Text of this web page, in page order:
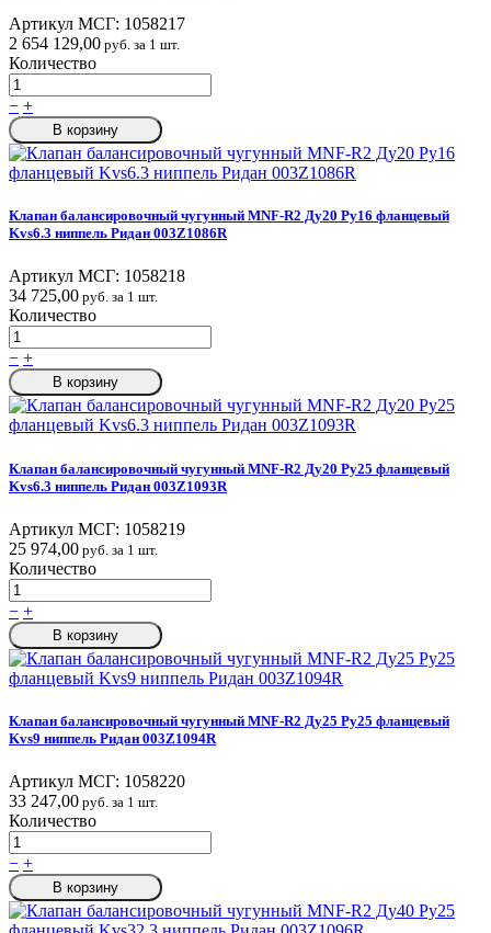
Артикул МСГ: 1058217
2 654 129,00 руб. за 1 шт.
Количество
− +
В корзину
Клапан балансировочный чугунный MNF-R2 Ду20 Ру16 фланцевый
Kvs6.3 ниппель Ридан 003Z1086R
Артикул МСГ: 1058218
34 725,00 руб. за 1 шт.
Количество
− +
В корзину
Клапан балансировочный чугунный MNF-R2 Ду20 Ру25 фланцевый
Kvs6.3 ниппель Ридан 003Z1093R
Артикул МСГ: 1058219
25 974,00 руб. за 1 шт.
Количество
− +
В корзину
Клапан балансировочный чугунный MNF-R2 Ду25 Ру25 фланцевый
Kvs9 ниппель Ридан 003Z1094R
Артикул МСГ: 1058220
33 247,00 руб. за 1 шт.
Количество
− +
В корзину